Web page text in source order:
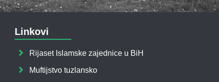
Linkovi
Rijaset Islamske zajednice u BiH
Muftijstvo tuzlansko